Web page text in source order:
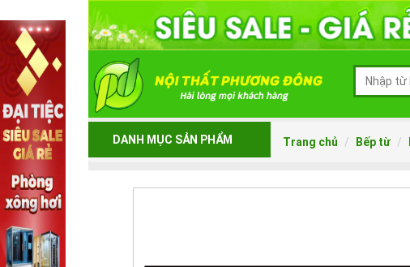
DANH MỤC SẢN PHẨM Trang chủ Bếp từ